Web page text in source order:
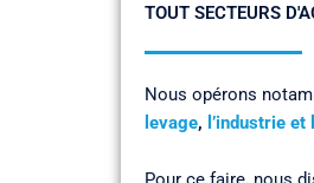
TOUT SECTEURS
Nous opérons
levage, l’industrie